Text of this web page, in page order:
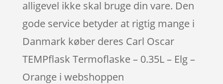
alligevel ikke skal bruge din vare. Den
gode service betyder at rigtig mange i
Danmark køber deres Carl Oscar
TEMPflask Termoflaske – 0.35L – Elg –
Orange i webshoppen